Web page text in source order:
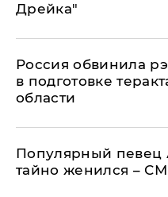
Дрейка"
Россия обвинила
в подготовке
области
Популярный певец
тайно женился –